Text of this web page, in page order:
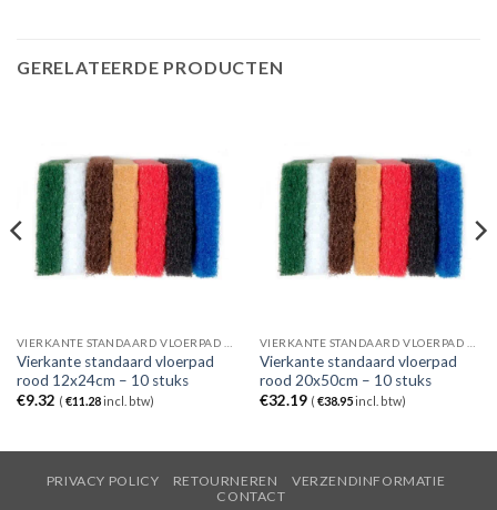
GERELATEERDE PRODUCTEN
Vierkante standaard vloerpad
rood 12x24cm – 10 stuks
€9.32 ( €11.28incl. btw)
Vierkante standaard vloerpad
rood 20x50cm – 10 stuks
€32.19 ( €38.95incl. btw)
PRIVACY POLICY RETOURNEREN
VERZENDINFORMATIE
CONTACT